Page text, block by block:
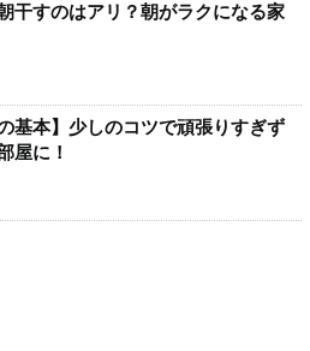
干すのはアリ？朝がラクになる家
基本】少しのコツで頑張りすぎず
屋に！